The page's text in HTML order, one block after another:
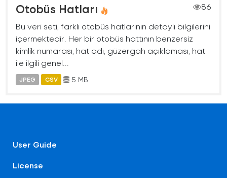
Otobüs Hatları
86
Bu veri seti, farklı otobüs hatlarının detaylı bilgilerini
içermektedir. Her bir otobüs hattının benzersiz
kimlik numarası, hat adı, güzergah açıklaması, hat
ile ilgili genel...
JPEG CSV 5 MB
User Guide
License